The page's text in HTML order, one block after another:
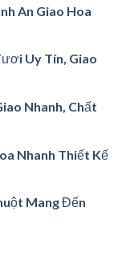
An Giao Hoa
Uy Tín, Giao
Nhanh, Chất
Nhanh Thiết Kế
Mang Đến